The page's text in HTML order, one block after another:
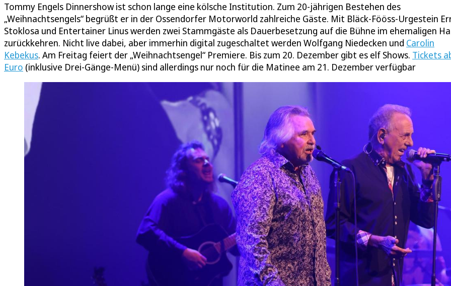
Tommy Engels Dinnershow ist schon lange eine kölsche Institution. Zum 20-jährigen Bestehen des
„Weihnachtsengels“ begrüßt er in der Ossendorfer Motorworld zahlreiche Gäste. Mit Bläck-Fööss-Urgestein
Stoklosa und Entertainer Linus werden zwei Stammgäste als Dauerbesetzung auf die Bühne im ehemaligen
zurückkehren. Nicht live dabei, aber immerhin digital zugeschaltet werden Wolfgang Niedecken und Carolin
Kebekus. Am Freitag feiert der „Weihnachtsengel“ Premiere. Bis zum 20. Dezember gibt es elf Shows. Tickets
Euro (inklusive Drei-Gänge-Menü) sind allerdings nur noch für die Matinee am 21. Dezember verfügbar